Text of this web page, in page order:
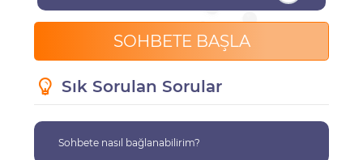
SOHBETE BAŞLA
Sık Sorulan Sorular
Sohbete nasıl bağlanabilirim?